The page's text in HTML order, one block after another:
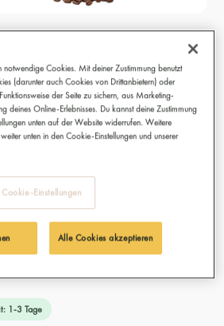
für Siebträgermaschine, Vollautomat,
und Espressokocher
Café Crème, Verlängerter, Cappuccino,
Caffè Latte
Mischung
1-3 Tage
notwendige Cookies. Mit deiner Zustimmung benutzt
(darunter auch Cookies von Drittanbietern) oder
der Seite zu sichern, aus Marketing-
deines Online-Erlebnisses. Du kannst deine Zustimmung
unten auf der Website widerrufen. Weitere
unten in den Cookie-Einstellungen und unserer
Cookie-Einstellungen
Alle Cookies akzeptieren